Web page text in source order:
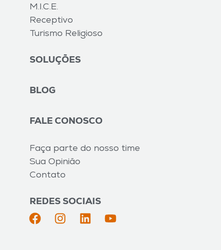
M.I.C.E.
Receptivo
Turismo Religioso
SOLUÇÕES
BLOG
FALE CONOSCO
Faça parte do nosso time
Sua Opinião
Contato
REDES SOCIAIS